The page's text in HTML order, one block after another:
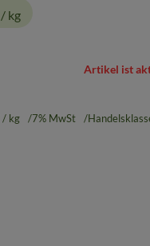
/ kg
Artikel ist
/ kg 7% MwSt